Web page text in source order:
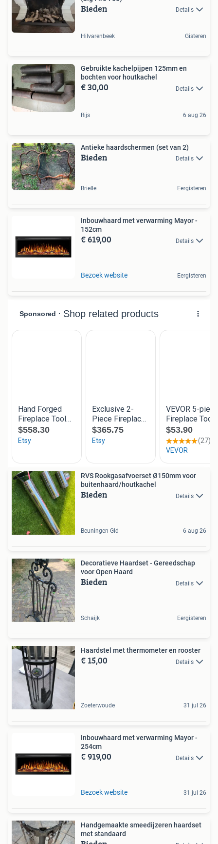
Bieden Details
Hilvarenbeek Gisteren
Gebruikte kachelpijpen 125mm en
bochten voor houtkachel
€ 30,00 Details
Rijs 6 aug 26
Antieke haardschermen (set van 2)
Bieden Details
Brielle Eergisteren
Inbouwhaard met verwarming Mayor -
152cm
€ 619,00 Details
Bezoek website Eergisteren
RVS Rookgasafvoerset Ø150mm voor
buitenhaard/houtkachel
Bieden Details
Beuningen Gld 6 aug 26
Decoratieve Haardset - Gereedschap
voor Open Haard
Bieden Details
Schaijk Eergisteren
Haardstel met thermometer en rooster
€ 15,00 Details
Zoeterwoude 31 jul 26
Inbouwhaard met verwarming Mayor -
254cm
€ 919,00 Details
Bezoek website 31 jul 26
Handgemaakte smeedijzeren haardset
met standaard